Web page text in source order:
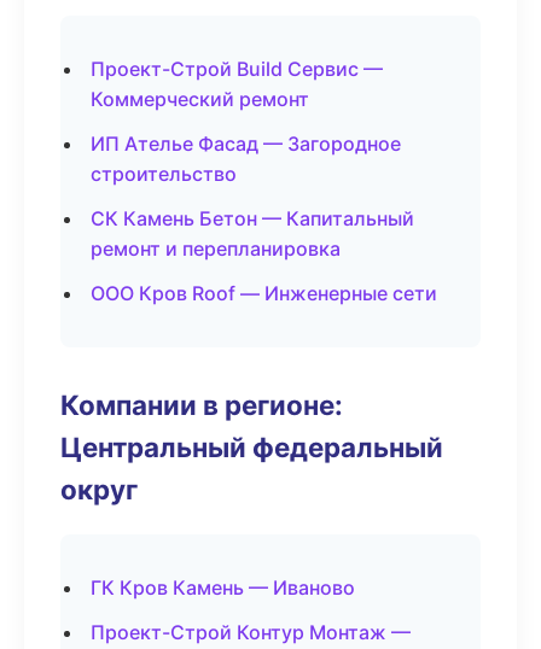
Проект-Строй Build Сервис —
Коммерческий ремонт
ИП Ателье Фасад — Загородное
строительство
СК Камень Бетон — Капитальный
ремонт и перепланировка
ООО Кров Roof — Инженерные сети
Компании в регионе:
Центральный федеральный
округ
ГК Кров Камень — Иваново
Проект-Строй Контур Монтаж —